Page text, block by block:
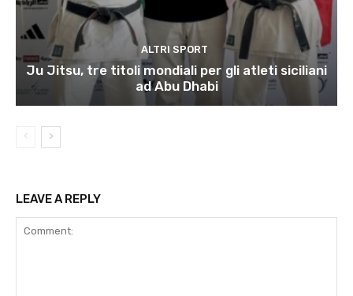
ALTRI SPORT
Ju Jitsu, tre titoli mondiali per gli atleti siciliani
ad Abu Dhabi
LEAVE A REPLY